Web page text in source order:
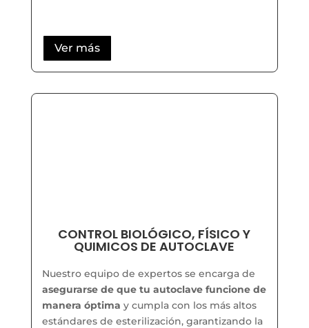
Ver más
CONTROL BIOLÓGICO, FÍSICO Y
QUIMICOS DE AUTOCLAVE
Nuestro equipo de expertos se encarga de
asegurarse de que tu autoclave funcione de
manera óptima y cumpla con los más altos
estándares de esterilización, garantizando la